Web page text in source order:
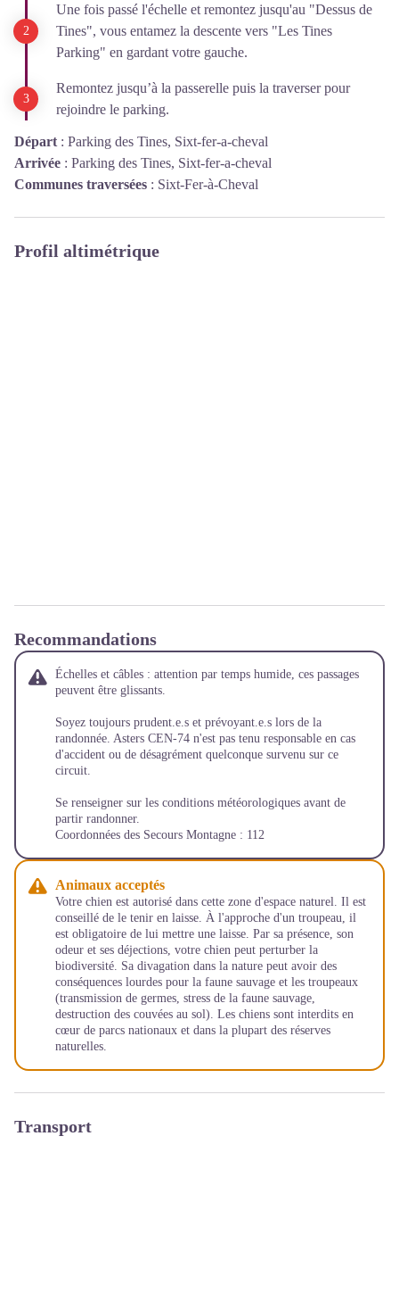
Une fois passé l'échelle et remontez jusqu'au "Dessus de
Tines", vous entamez la descente vers "Les Tines
Parking" en gardant votre gauche.
Remontez jusqu’à la passerelle puis la traverser pour
rejoindre le parking.
Départ : Parking des Tines, Sixt-fer-a-cheval
Arrivée : Parking des Tines, Sixt-fer-a-cheval
Communes traversées : Sixt-Fer-à-Cheval
Profil altimétrique
Recommandations
Échelles et câbles : attention par temps humide, ces passages
peuvent être glissants.
Soyez toujours prudent.e.s et prévoyant.e.s lors de la
randonnée. Asters CEN-74 n'est pas tenu responsable en cas
d'accident ou de désagrément quelconque survenu sur ce
circuit.
Se renseigner sur les conditions météorologiques avant de
partir randonner.
Coordonnées des Secours Montagne : 112
Animaux acceptés
Votre chien est autorisé dans cette zone d'espace naturel. Il est
conseillé de le tenir en laisse. À l'approche d'un troupeau, il
est obligatoire de lui mettre une laisse. Par sa présence, son
odeur et ses déjections, votre chien peut perturber la
biodiversité. Sa divagation dans la nature peut avoir des
conséquences lourdes pour la faune sauvage et les troupeaux
(transmission de germes, stress de la faune sauvage,
destruction des couvées au sol). Les chiens sont interdits en
cœur de parcs nationaux et dans la plupart des réserves
naturelles.
Transport